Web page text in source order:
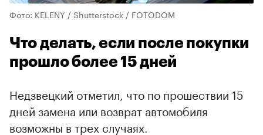
Фото: KELENY / Shutterstock / FOTODOM
Что делать, если после покупки
прошло более 15 дней
Недзвецкий отметил, что по прошествии 15
дней замена или возврат автомобиля
возможны в трех случаях.